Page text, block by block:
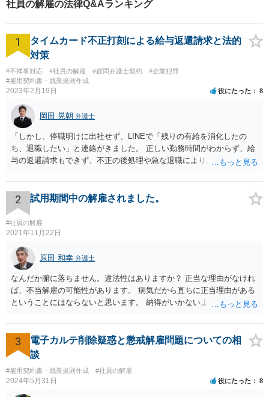
ださい。
社員の解雇の法律Q&Aランキング
1
タイムカード不正打刻による給与返還請求と法的
対策
#不祥事対応 #社員の解雇 #顧問弁護士契約
#企業犯罪
#雇用契約書・就業規則作成
2023年2月19日 役にたった 8
岡田 晃朝 弁護士
「しかし、停職明けに出社せず、LINEで「残りの有給を消化したの
ち、退職したい」と連絡がきました。 正しい勤務時間がわからず、給
与の返還請求もできず、不正の後処理や急な退職により、社や他のス
状況です。」 大変悪質ですね。打刻場所のデータと、これまでのタイ
ムカードの虚偽を確認し、突き付けて責任を問題にすることになるで
しょう。 詐欺もありうるでしょうね。 「正しい時間がわからないとい
うタイムカード不正打刻による返還請求はどのようにおこなえばよい
でしょうか？」 想定できる虚偽を前提に、相手と協議して詰めればよ
すべては不可能でしょうので。 相手の言動には早急には返事をせずに
弁護士と相談しながら、対応策を検討する方がよいでしょう。 また、
返還が難しい場合、損害賠償を請求する事はできますでしょうか？ 法
的には可能ですが、立証の問題があります。 協議でも問題にできそう
ですが、調停なども検討できるでしょう。 また、返還請求も損害賠償
上がります。 警察に相談されてもよい事案だとは思います。
2 試用期間中の解雇されました。
#社員の解雇
2021年11月22日
原田 和幸 弁護士
なんだか腑に落ちません。違法性はありますか？ 正当な理由がなけれ
ば、不当解雇の可能性があります。 病気だから直ちに正当理由がある
ということにはならないと思います。 納得がいかないようであれば、
ます。
3
電子カルテ削除疑惑と懲戒解雇問題についての相
談
#雇用契約書・就業規則作成 #社員の解雇
2024年5月31日 役にたった 8